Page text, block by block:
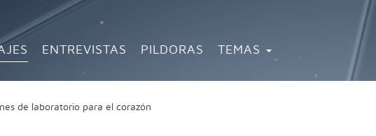
ENTREVISTAS PILDORAS TEMAS
de laboratorio para el corazón